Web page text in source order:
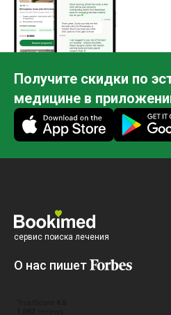
Получите скидки по
медицине в
сервис поиска лечения
О нас пишет